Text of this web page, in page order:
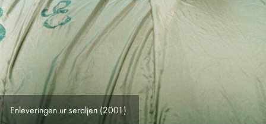
Enleveringen ur seraljen (2001).